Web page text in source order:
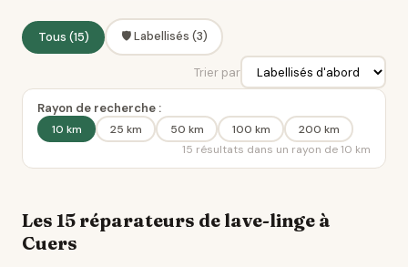
Tous (15) 🛡️ Labellisés (3)
Trier par
Rayon de recherche :
10 km 25 km 50 km 100 km
200 km
15 résultats dans un rayon de 10 km
Les 15 réparateurs de lave-linge à
Cuers